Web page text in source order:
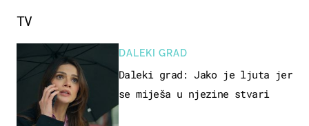
TV
DALEKI GRAD
Daleki grad: Jako je ljuta jer
se miješa u njezine stvari